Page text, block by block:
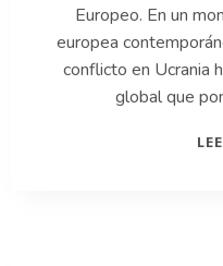
Europeo. En un
europea
conflicto en Ucrania
global que